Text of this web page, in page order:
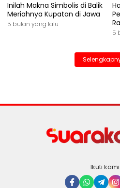
Inilah Makna Simbolis di Balik
Meriahnya Kupatan di Jawa
5 bulan yang lalu
5
Ikuti